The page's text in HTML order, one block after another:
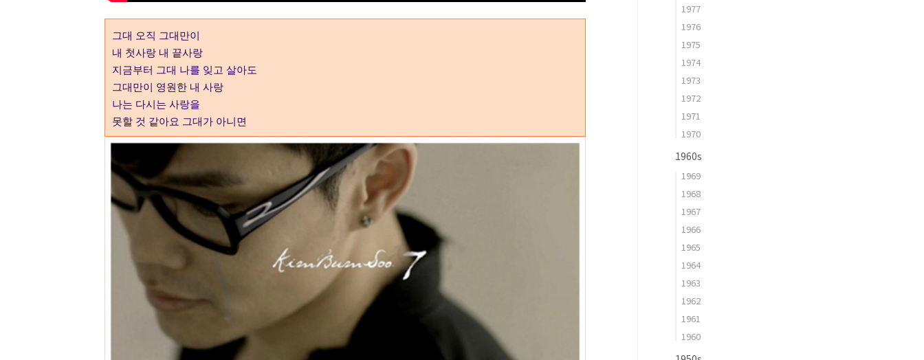
그대 오직 그대만이
내 첫사랑 내 끝사랑
지금부터 그대 나를 잊고 살아도
그대만이 영원한 내 사랑
나는 다시는 사랑을
못할 것 같아요 그대가 아니면
1977
1976
1975
1974
1973
1972
1971
1970
1960s
1969
1968
1967
1966
1965
1964
1963
1962
1961
1960